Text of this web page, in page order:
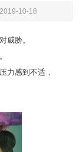
10-18
威胁。
力感到不适，